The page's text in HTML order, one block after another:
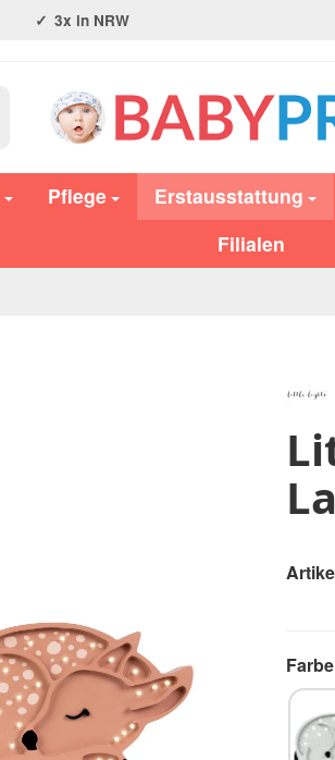
3x in NRW
Pflege Erstausstattung
Filialen
Farbe